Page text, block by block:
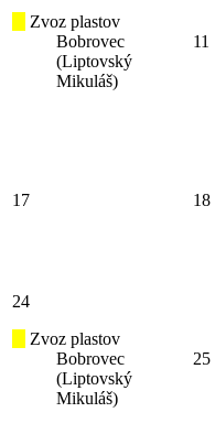
Zvoz plastov
Bobrovec
(Liptovský
Mikuláš)
11
17 18
24
Zvoz plastov
Bobrovec
(Liptovský
Mikuláš)
25